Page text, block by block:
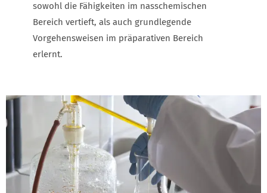
sowohl die Fähigkeiten im nasschemischen
Bereich vertieft, als auch grundlegende
Vorgehensweisen im präparativen Bereich
erlernt.